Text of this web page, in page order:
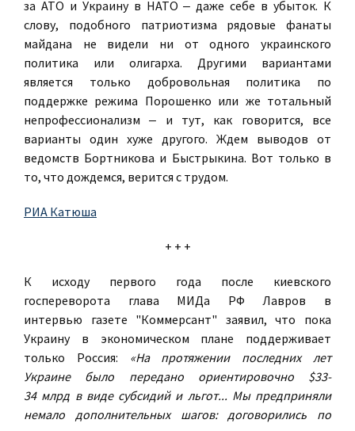
за АТО и Украину в НАТО ‒ даже себе в убыток. К
слову, подобного патриотизма рядовые фанаты
майдана не видели ни от одного украинского
политика или олигарха. Другими вариантами
является только добровольная политика по
поддержке режима Порошенко или же тотальный
непрофессионализм ‒ и тут, как говорится, все
варианты один хуже другого. Ждем выводов от
ведомств Бортникова и Быстрыкина. Вот только в
то, что дождемся, верится с трудом.
РИА Катюша
+ + +
К исходу первого года после киевского
госпереворота глава МИДа РФ Лавров в
интервью газете "Коммерсант" заявил, что пока
Украину в экономическом плане поддерживает
только Россия: «На протяжении последних лет
Украине было передано ориентировочно $33-
34 млрд в виде субсидий и льгот... Мы предприняли
немало дополнительных шагов: договорились по